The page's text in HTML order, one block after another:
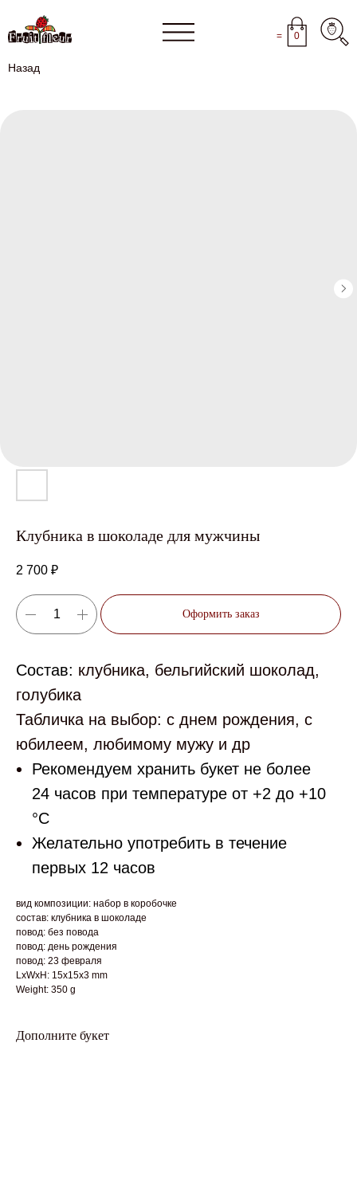
Назад
0
=
Клубника в шоколаде для мужчины
2 700 ₽
Оформить заказ
Состав: клубника, бельгийский шоколад,
голубика
Табличка на выбор: с днем рождения, с
юбилеем, любимому мужу и др
Рекомендуем хранить букет не более
24 часов при температуре от +2 до +10
°С
Желательно употребить в течение
первых 12 часов
вид композиции: набор в коробочке
состав: клубника в шоколаде
повод: без повода
повод: день рождения
повод: 23 февраля
LxWxH: 15x15x3 mm
Weight: 350 g
Дополните букет